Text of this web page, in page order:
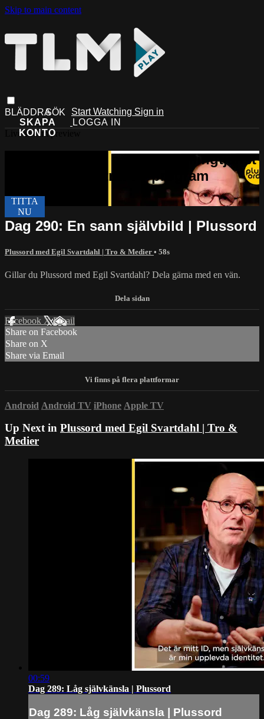
Skip to main content
Start Watching Sign in
Live stream preview
Dag 290: En sann självbild | Plussord
Plussord med Egil Svartdahl | Tro & Medier • 58s
Gillar du Plussord med Egil Svartdahl? Dela gärna med en vän.
Facebook XEmail
Share on Facebook
Share on X
Share via Email
Android Android TV iPhone Apple TV
Up Next in Plussord med Egil Svartdahl | Tro &
Medier
00:59
Dag 289: Låg självkänsla | Plussord
Dag 289: Låg självkänsla | Plussord